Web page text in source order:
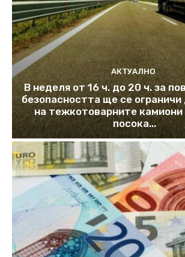
АКТУАЛНО
В неделя от 16 ч. до 20 ч. за
безопасността ще се
на тежкотоварните камиони
посока...